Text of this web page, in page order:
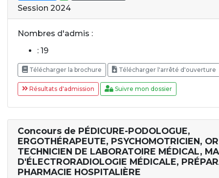
Session 2024
Nombres d'admis :
: 19
Télécharger la brochure Télécharger l'arrêté d'ouverture
Résultats d'admission Suivre mon dossier
Concours de PÉDICURE-PODOLOGUE,
ERGOTHÉRAPEUTE, PSYCHOMOTRICIEN,
TECHNICIEN DE LABORATOIRE MÉDICAL,
D'ÉLECTRORADIOLOGIE MÉDICALE,
PHARMACIE HOSPITALIÈRE